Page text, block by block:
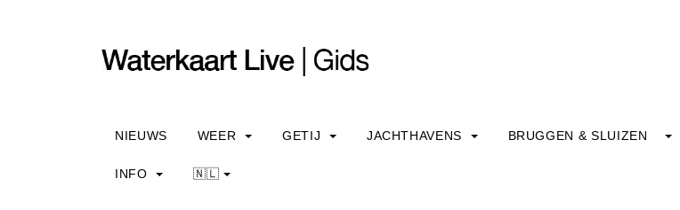
NIEUWS WEER GETIJ JACHTHAVENS BRUGGEN & SLUIZEN
INFO 🇳🇱